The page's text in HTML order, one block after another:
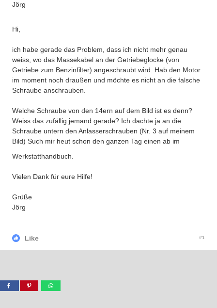
Jörg
Hi,
ich habe gerade das Problem, dass ich nicht mehr genau
weiss, wo das Massekabel an der Getriebeglocke (von
Getriebe zum Benzinfilter) angeschraubt wird. Hab den Motor
im moment noch draußen und möchte es nicht an die falsche
Schraube anschrauben.
Welche Schraube von den 14ern auf dem Bild ist es denn?
Weiss das zufällig jemand gerade? Ich dachte ja an die
Schraube untern den Anlasserschrauben (Nr. 3 auf meinem
Bild) Such mir heut schon den ganzen Tag einen ab im
Werkstatthandbuch.
Vielen Dank für eure Hilfe!
Grüße
Jörg
Like #1